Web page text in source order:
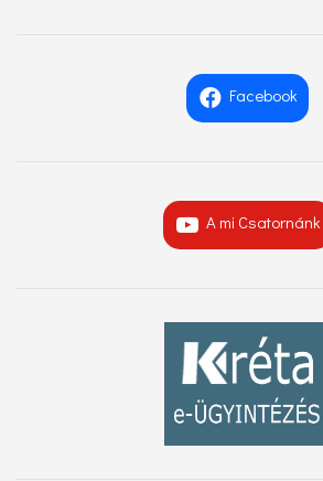
Facebook
A mi Csatornánk